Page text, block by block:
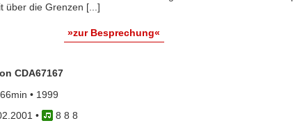
über die Grenzen [...]
»zur Besprechung«
CDA67167
• 1999
•
8 8 8